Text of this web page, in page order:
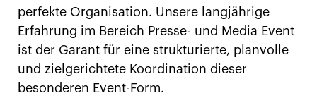
perfekte Organisation. Unsere langjährige
Erfahrung im Bereich Presse- und Media Event
ist der Garant für eine strukturierte, planvolle
und zielgerichtete Koordination dieser
besonderen Event-Form.